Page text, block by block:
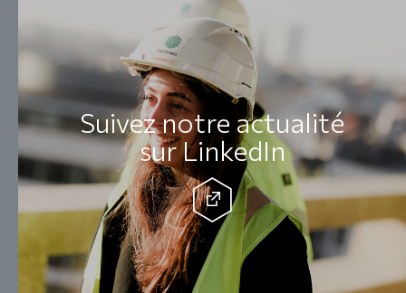
Suivez notre actualité
sur LinkedIn